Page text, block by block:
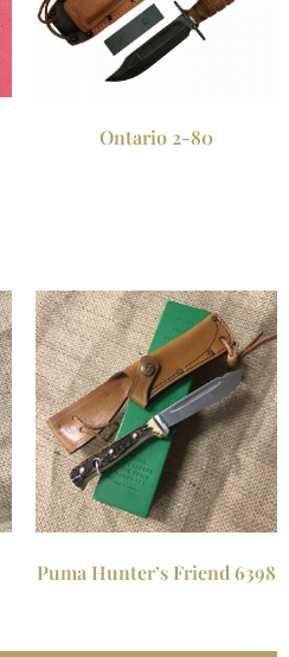
Ontario 2-80
Puma Hunter’s Friend 6398